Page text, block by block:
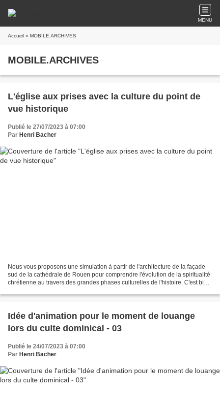
MENU
Accueil » MOBILE.ARCHIVES
MOBILE.ARCHIVES
L'église aux prises avec la culture du point de
vue historique
Publié le 27/07/2023 à 07:00
Par Henri Bacher
Nous vous proposons une simulation à partir de l'architecture de la façade
sud de la cathédrale de Rouen pour comprendre l'évolution de la spiritualité
chrétienne au travers des grandes phases culturelles de l'histoire. C'est bien
Idée d'animation pour le moment de louange
lors du culte dominical - 03
Publié le 24/07/2023 à 07:00
Par Henri Bacher